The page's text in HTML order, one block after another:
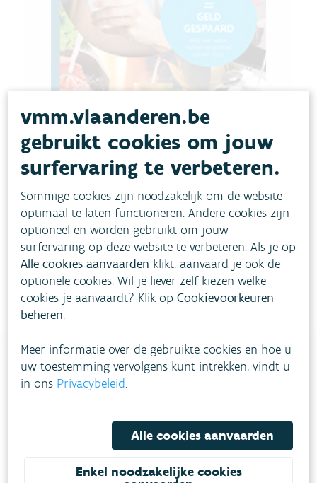
Download pdf
Heb je vragen?
Bekijk het overzicht van meestgestelde vragen
Niet gevonden wat je zocht? Vul ons
vmm.vlaanderen.be
gebruikt cookies om jouw
surfervaring te verbeteren.
Sommige cookies zijn noodzakelijk om de website
optimaal te laten functioneren. Andere cookies zijn
optioneel en worden gebruikt om jouw
surfervaring op deze website te verbeteren. Als je op
Alle cookies aanvaarden klikt, aanvaard je ook de
optionele cookies. Wil je liever zelf kiezen welke
cookies je aanvaardt? Klik opCookievoorkeuren
beheren.
Meer informatie over de gebruikte cookies en hoe u
uw toestemming vervolgens kunt intrekken, vindt u
in ons Privacybeleid.
Alle cookies aanvaarden
Enkel noodzakelijke cookies